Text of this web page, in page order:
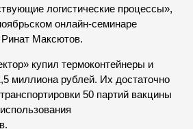
логистические процессы»,
онлайн-семинаре
Ринат Максютов.
купил термоконтейнеры и
миллиона рублей. Их достаточно
50 партий вакцины